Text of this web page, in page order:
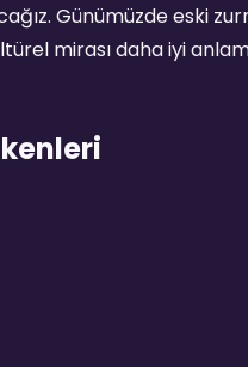
Günümüzde eski
mirası daha iyi